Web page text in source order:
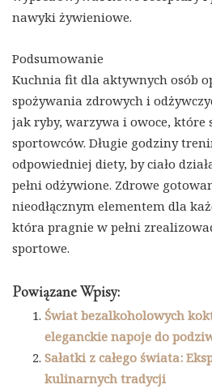
nawyki żywieniowe.
Podsumowanie
Kuchnia fit dla aktywnych osób
spożywania zdrowych i
jak ryby, warzywa i owoce, które
sportowców. Długie godziny
odpowiedniej diety, by ciało
pełni odżywione. Zdrowe
nieodłącznym elementem dla
która pragnie w pełni
sportowe.
Powiązane Wpisy:
Świat bezalkoholowych
eleganckie napoje do
Sałatki z całego świata:
kulinarnych tradycji